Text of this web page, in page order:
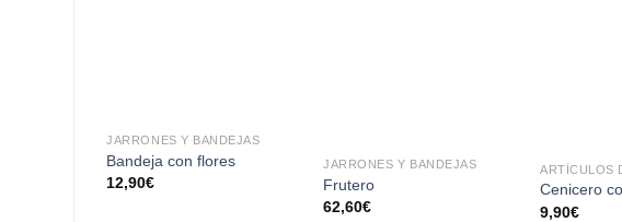
DESEOS
JARRONES Y BANDEJAS
Bandeja con flores
12,90€
DESEOS
JARRONES Y BANDEJAS
Frutero
62,60€
ARTÍCULOS
Cenicero
9,90€